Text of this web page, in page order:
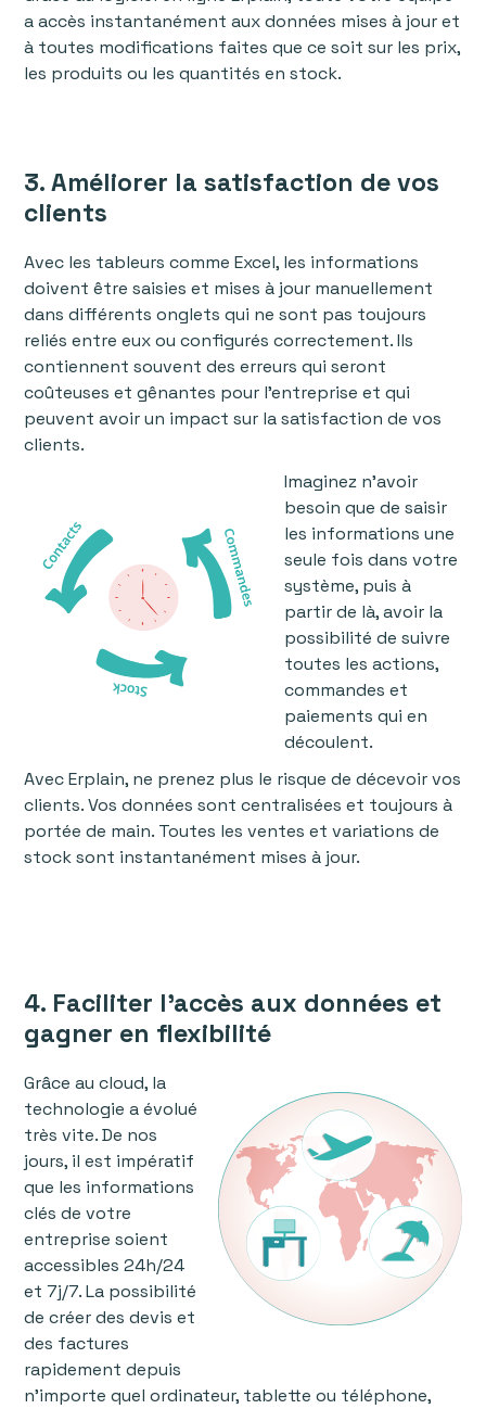
a accès instantanément aux données mises à jour et
à toutes modifications faites que ce soit sur les prix,
les produits ou les quantités en stock.
3. Améliorer la satisfaction de vos
clients
Avec les tableurs comme Excel, les informations
doivent être saisies et mises à jour manuellement
dans différents onglets qui ne sont pas toujours
reliés entre eux ou configurés correctement. Ils
contiennent souvent des erreurs qui seront
coûteuses et gênantes pour l'entreprise et qui
peuvent avoir un impact sur la satisfaction de vos
clients.
Imaginez n'avoir
besoin que de saisir
les informations une
seule fois dans votre
système, puis à
partir de là, avoir la
possibilité de suivre
toutes les actions,
commandes et
paiements qui en
découlent.
Avec Erplain, ne prenez plus le risque de décevoir vos
clients. Vos données sont centralisées et toujours à
portée de main. Toutes les ventes et variations de
stock sont instantanément mises à jour.
4. Faciliter l'accès aux données et
gagner en flexibilité
Grâce au cloud, la
technologie a évolué
très vite. De nos
jours, il est impératif
que les informations
clés de votre
entreprise soient
accessibles 24h/24
et 7j/7. La possibilité
de créer des devis et
des factures
rapidement depuis
n'importe quel ordinateur, tablette ou téléphone,